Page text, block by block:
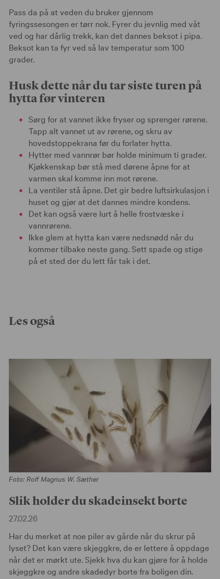
Pass da på at veden du bruker gjennom
fyringssesongen er tørr nok. Fyrer du jevnlig med våt
ved og har dårlig trekk, kan det dannes beksot i pipa.
Beksot kan ta fyr ved så lav temperatur som 100
grader.
Husk dette når du tar siste turen på
hytta før vinteren
Sørg for at vannet ikke fryser og sprenger rørene.
Tapp alt vannet ut av rørene, og skru av
hovedstoppekrana før du forlater hytta.
Hytter med vannrør bør holde minimum ti grader.
Kjøkkenskap bør stå med dørene åpne for at
varmen skal komme inn mot rørene.
La ventiler stå åpne. Det gir bedre luftsirkulasjon i
huset og gjør at det dannes mindre kondens.
Det kan også være lurt å helle frostvæske i
vannrørene.
Ikke glem at hytta kan være nedsnødd når du
kommer tilbake neste gang. Sett spade og stige
på et sted der du lett får tak i det.
Les også
Foto: Rolf Magnus W. Sæther
Slik holder du skadeinsekt borte
27.02.26
Har du merket at noe piler av gårde når du skrur på
lyset? Det kan være skjeggkre, de er lettere å oppdage
når det er mørkt ute. Sjekk hva du kan gjøre for å holde
skjeggkre og andre skadedyr borte fra boligen din.